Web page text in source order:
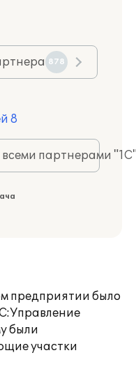
878
8
партнерами
предприятии было
были
участки